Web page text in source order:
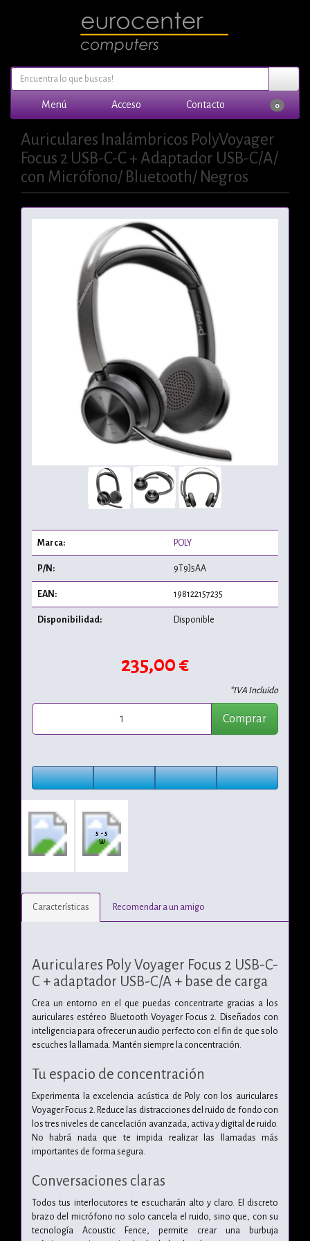
Menú Acceso Contacto 0
Auriculares Inalámbricos PolyVoyager
Focus 2 USB-C-C + Adaptador USB-C/A/
con Micrófono/ Bluetooth/ Negros
Marca: POLY
P/N: 9T9J5AA
EAN: 198122157235
Disponibilidad: Disponible
235,00 €
*IVA Incluido
Comprar
5 - 5
W
Características Recomendar a un amigo
Auriculares Poly Voyager Focus 2 USB-C-
C + adaptador USB-C/A + base de carga
Crea un entorno en el que puedas concentrarte gracias a los
auriculares estéreo Bluetooth Voyager Focus 2. Diseñados con
inteligencia para ofrecer un audio perfecto con el fin de que solo
escuches la llamada. Mantén siempre la concentración.
Tu espacio de concentración
Experimenta la excelencia acústica de Poly con los auriculares
Voyager Focus 2. Reduce las distracciones del ruido de fondo con
los tres niveles de cancelación avanzada, activa y digital de ruido.
No habrá nada que te impida realizar las llamadas más
importantes de forma segura.
Conversaciones claras
Todos tus interlocutores te escucharán alto y claro. El discreto
brazo del micrófono no solo cancela el ruido, sino que, con su
tecnología Acoustic Fence, permite crear una burbuja